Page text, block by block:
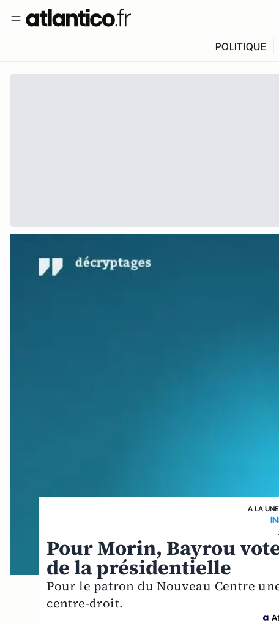
POLITIQUE
A LA UNE
Pour Morin, Bayrou
de la présidentielle
Pour le patron du Nouveau Centre
centre-droit.